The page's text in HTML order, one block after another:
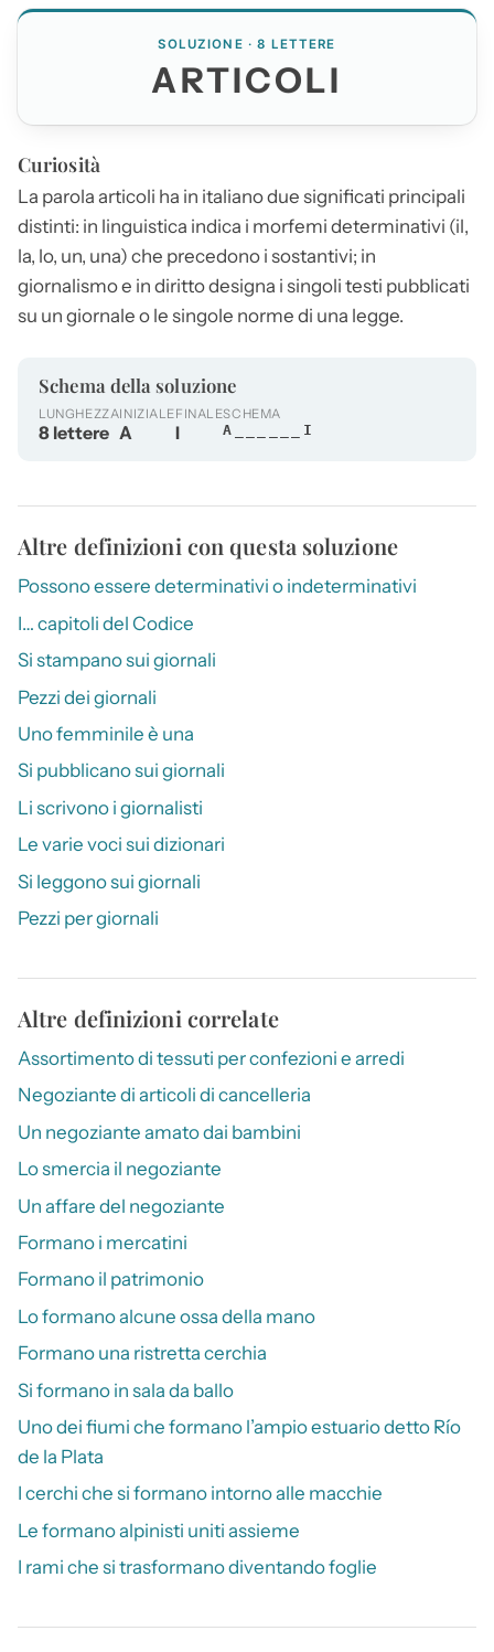
SOLUZIONE · 8 LETTERE
ARTICOLI
Curiosità
La parola articoli ha in italiano due significati principali
distinti: in linguistica indica i morfemi determinativi (il,
la, lo, un, una) che precedono i sostantivi; in
giornalismo e in diritto designa i singoli testi pubblicati
su un giornale o le singole norme di una legge.
Schema della soluzione
LUNGHEZZA
8 lettere
INIZIALE
A
FINALE
I
SCHEMA
A______I
Altre definizioni con questa soluzione
Possono essere determinativi o indeterminativi
I… capitoli del Codice
Si stampano sui giornali
Pezzi dei giornali
Uno femminile è una
Si pubblicano sui giornali
Li scrivono i giornalisti
Le varie voci sui dizionari
Si leggono sui giornali
Pezzi per giornali
Altre definizioni correlate
Assortimento di tessuti per confezioni e arredi
Negoziante di articoli di cancelleria
Un negoziante amato dai bambini
Lo smercia il negoziante
Un affare del negoziante
Formano i mercatini
Formano il patrimonio
Lo formano alcune ossa della mano
Formano una ristretta cerchia
Si formano in sala da ballo
Uno dei fiumi che formano l’ampio estuario detto Río
de la Plata
I cerchi che si formano intorno alle macchie
Le formano alpinisti uniti assieme
I rami che si trasformano diventando foglie